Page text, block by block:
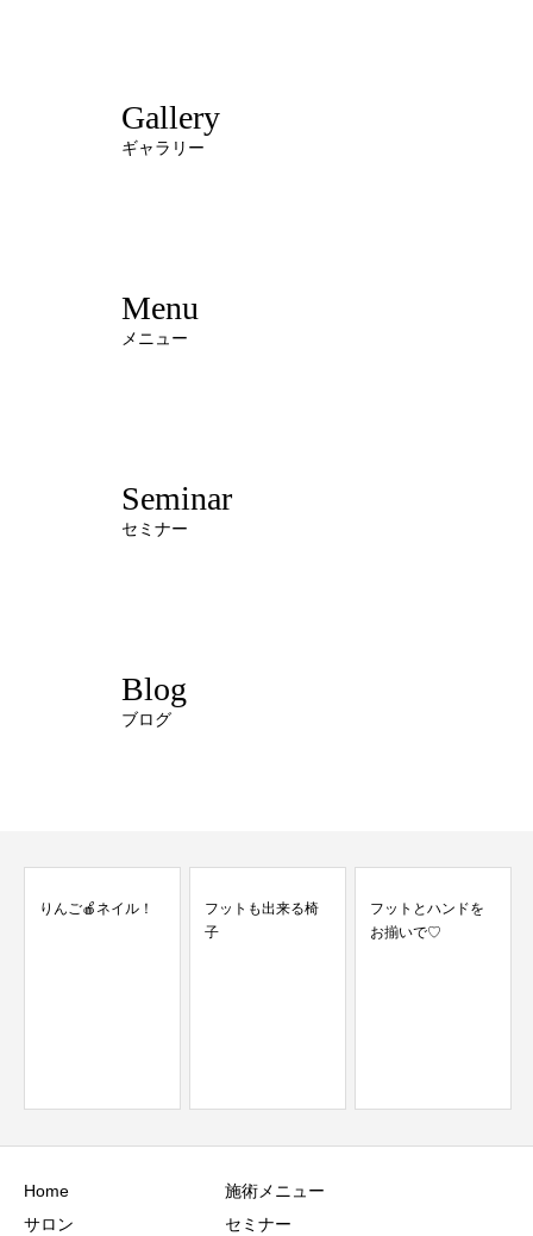
Gallery
ギャラリー
Menu
メニュー
Seminar
セミナー
Blog
ブログ
フットも出来る椅
フットとハンドを
お揃いで♡
Home
サロン
施術メニュー
セミナー